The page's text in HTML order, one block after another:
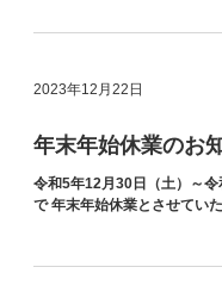
2023年12月22日
年末年始休業のお
令和5年12月30日（土）～
で 年末年始休業とさせていた